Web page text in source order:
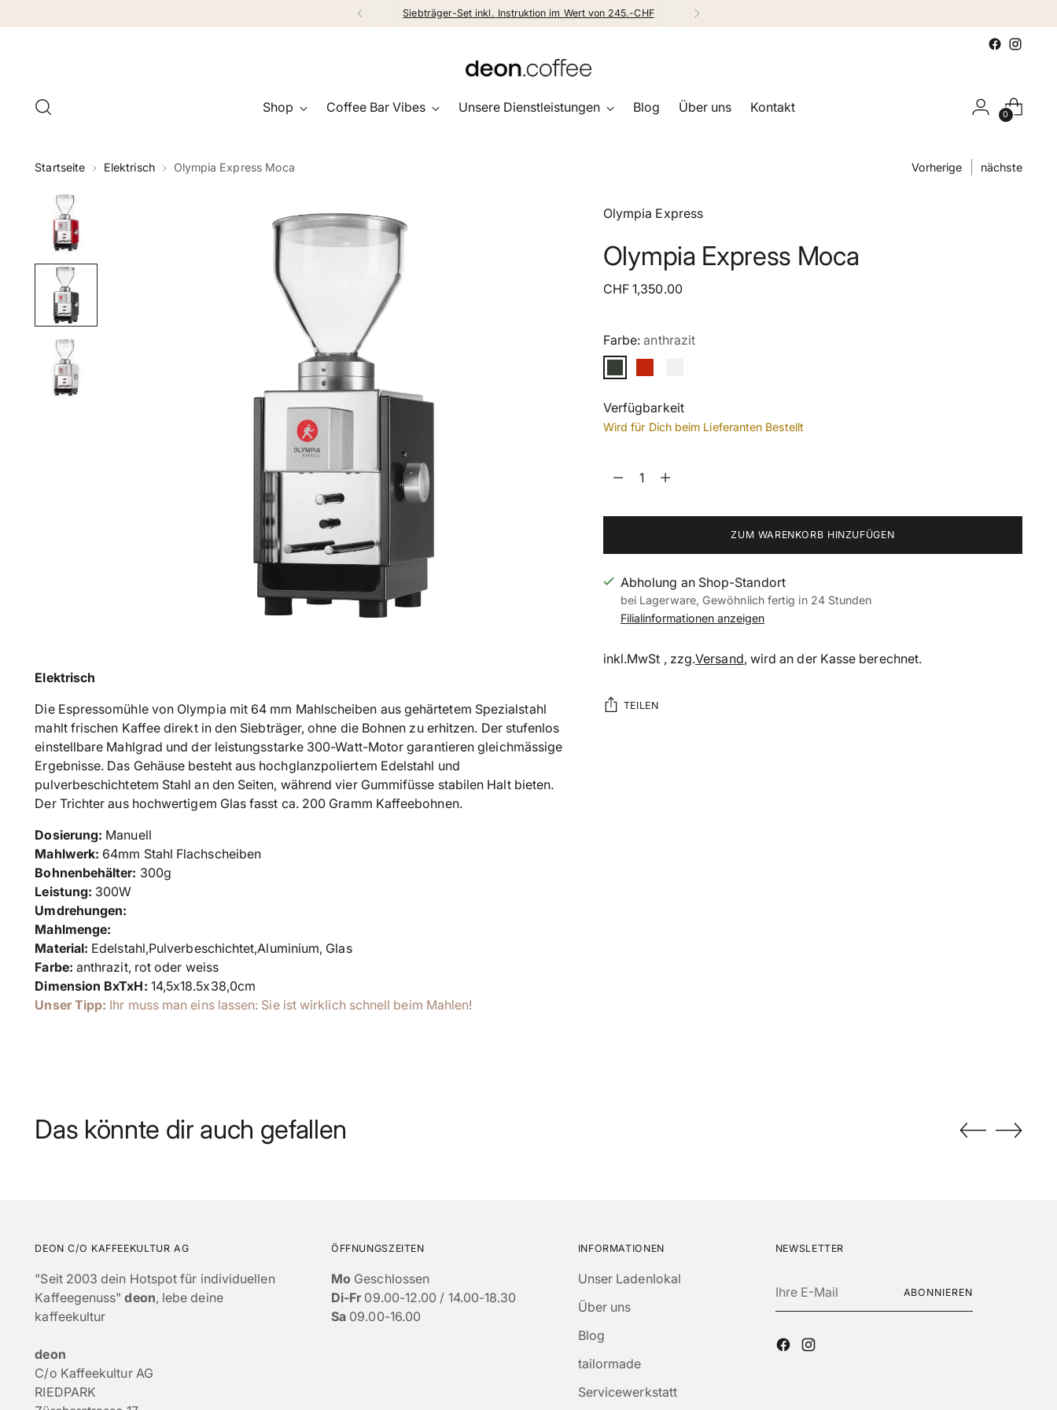
Siebträger-Set inkl. Instruktion im Wert von 245.-CHF
Shop Coffee Bar Vibes Unsere Dienstleistungen Blog Über uns Kontakt 0
Startseite Elektrisch Olympia Express Moca Vorherige nächste
Elektrisch
Die Espressomühle von Olympia mit 64 mm Mahlscheiben aus gehärtetem Spezialstahl
mahlt frischen Kaffee direkt in den Siebträger, ohne die Bohnen zu erhitzen. Der stufenlos
einstellbare Mahlgrad und der leistungsstarke 300-Watt-Motor garantieren gleichmässige
Ergebnisse. Das Gehäuse besteht aus hochglanzpoliertem Edelstahl und
pulverbeschichtetem Stahl an den Seiten, während vier Gummifüsse stabilen Halt bieten.
Der Trichter aus hochwertigem Glas fasst ca. 200 Gramm Kaffeebohnen.
Dosierung: Manuell
Mahlwerk: 64mm Stahl Flachscheiben
Bohnenbehälter: 300g
Leistung: 300W
Umdrehungen:
Mahlmenge:
Material: Edelstahl,Pulverbeschichtet,Aluminium, Glas
Farbe: anthrazit, rot oder weiss
Dimension BxTxH: 14,5x18.5x38,0cm
Unser Tipp: Ihr muss man eins lassen: Sie ist wirklich schnell beim Mahlen!
Olympia Express
Olympia Express Moca
Regulärer
CHF 1,350.00
Farbe:anthrazit
Verfügbarkeit
Wird für Dich beim Lieferanten Bestellt
Menge
ZUM WARENKORB HINZUFÜGEN
Abholung an Shop-Standort
bei Lagerware, Gewöhnlich fertig in 24 Stunden
Filialinformationen anzeigen
inkl.MwSt , zzg.Versand, wird an der Kasse berechnet.
TEILEN
Das könnte dir auch gefallen
DEON C/O KAFFEEKULTUR AG
"Seit 2003 dein Hotspot für individuellen
Kaffeegenuss"deon, lebe deine
kaffeekultur
deon
C/o Kaffeekultur AG
RIEDPARK
ÖFFNUNGSZEITEN
Mo Geschlossen
Di-Fr09.00-12.00 / 14.00-18.30
Sa 09.00-16.00
INFORMATIONEN
Unser Ladenlokal
Über uns
Blog
tailormade
Servicewerkstatt
NEWSLETTER
E-
ABONNIEREN